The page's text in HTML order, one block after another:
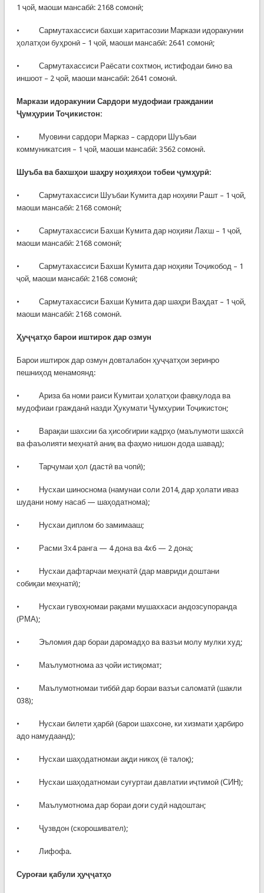
1 ҷой, маоши мансабӣ: 2168 сомонӣ;
• Сармутахассиси бахши харитасозии Маркази идоракунии
ҳолатҳои буҳронӣ – 1 ҷой, маоши мансабӣ: 2641 сомонӣ;
• Сармутахассиси Раёсати сохтмон, истифодаи бино ва
иншоот – 2 ҷой, маоши мансабӣ: 2641 сомонӣ.
Маркази идоракунии Сардори мудофиаи граждании
Ҷумҳурии Тоҷикистон:
• Муовини сардори Марказ – сардори Шуъбаи
коммуникатсия – 1 ҷой, маоши мансабӣ: 3562 сомонӣ.
Шуъба ва бахшҳои шаҳру ноҳияҳои тобеи ҷумҳурӣ:
• Сармутахассиси Шуъбаи Кумита дар ноҳияи Рашт – 1 ҷой,
маоши мансабӣ: 2168 сомонӣ;
• Сармутахассиси Бахши Кумита дар ноҳияи Лахш – 1 ҷой,
маоши мансабӣ: 2168 сомонӣ;
• Сармутахассиси Бахши Кумита дар ноҳияи Тоҷикобод – 1
ҷой, маоши мансабӣ: 2168 сомонӣ;
• Сармутахассиси Бахши Кумита дар шаҳри Ваҳдат – 1 ҷой,
маоши мансабӣ: 2168 сомонӣ.
Ҳуҷҷатҳо барои иштирок дар озмун
Барои иштирок дар озмун довталабон ҳуҷҷатҳои зеринро
пешниҳод менамоянд:
• Ариза ба номи раиси Кумитаи ҳолатҳои фавқулода ва
мудофиаи гражданӣ назди Ҳукумати Ҷумҳурии Тоҷикистон;
• Варақаи шахсии ба ҳисобгирии кадрҳо (маълумоти шахсӣ
ва фаъолияти меҳнатӣ аниқ ва фаҳмо нишон дода шавад);
• Тарҷумаи ҳол (дастӣ ва чопӣ);
• Нусхаи шиноснома (намунаи соли 2014, дар ҳолати иваз
шудани ному насаб — шаҳодатнома);
• Нусхаи диплом бо замимааш;
• Расми 3х4 ранга — 4 дона ва 4х6 — 2 дона;
• Нусхаи дафтарчаи меҳнатӣ (дар мавриди доштани
собиқаи меҳнатӣ);
• Нусхаи гувоҳномаи рақами мушаххаси андозсупоранда
(РМА);
• Эъломия дар бораи даромадҳо ва вазъи молу мулки худ;
• Маълумотнома аз ҷойи истиқомат;
• Маълумотномаи тиббӣ дар бораи вазъи саломатӣ (шакли
038);
• Нусхаи билети ҳарбӣ (барои шахсоне, ки хизмати ҳарбиро
адо намудаанд);
• Нусхаи шаҳодатномаи ақди никоҳ (ё талоқ);
• Нусхаи шаҳодатномаи суғуртаи давлатии иҷтимоӣ (СИН);
• Маълумотнома дар бораи доғи судӣ надоштан;
• Ҷузвдон (скорошивател);
• Лифофа.
Суроғаи қабули ҳуҷҷатҳо